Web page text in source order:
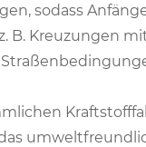
sodass
Kreuzungen